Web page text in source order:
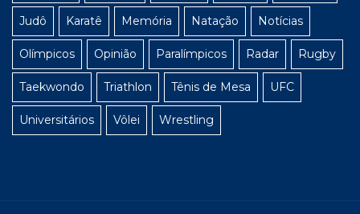
Judô Karatê Memória Natação Notícias
Olímpicos Opinião Paralímpicos Radar Rugby
Taekwondo Triathlon Tênis de Mesa UFC
Universitários Vôlei Wrestling